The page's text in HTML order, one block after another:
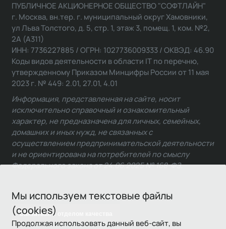
Мы используем текстовые файлы
(cookies)
Продолжая использовать данный веб-сайт, вы
Связаться с отделом качества
ПУБЛИЧНОЕ АКЦИОНЕРНОЕ ОБЩЕСТВО "СОФТЛАЙН"
г. Москва, вн.тер. г. муниципальный округ Хамовники,
ул Льва Толстого, д. 5, стр. 1, этаж 3, помещ. 1, ком. №2,
2А (А311)
ИНН: 7736227885 / ОГРН: 1027736009333 / ОКВЭД: 46.90
Коды видов деятельности в области IT по перечню,
утвержденному Приказом Минцифры России от 11 мая
2023 г. № 449: 2.01, 27.01, 4.01
Информация, представленная на сайте, носит
исключительно справочный и ознакомительный
характер, не предназначена для личных, семейных,
домашних и иных нужд, не связанных с
осуществлением предпринимательской деятельности
и не ориентирована на потребителей по смыслу
Федерального закона от 24.06.2025 № 168-ФЗ.